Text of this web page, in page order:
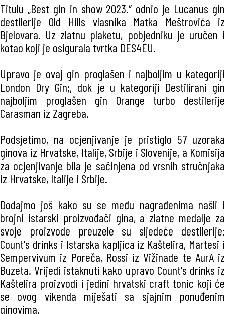
Titulu „Best gin in show 2023.“ odnio je Lucanus gin
destilerije Old Hills vlasnika Matka Meštrovića iz
Bjelovara. Uz zlatnu plaketu, pobjedniku je uručen i
kotao koji je osigurala tvrtka DES4EU.
Upravo je ovaj gin proglašen i najboljim u kategoriji
London Dry Gin;, dok je u kategoriji Destilirani gin
najboljim proglašen gin Orange turbo destilerije
Carasman iz Zagreba.
Podsjetimo, na ocjenjivanje je pristiglo 57 uzoraka
ginova iz Hrvatske, Italije, Srbije i Slovenije, a Komisija
za ocjenjivanje bila je sačinjena od vrsnih stručnjaka
iz Hrvatske, Italije i Srbije.
Dodajmo još kako su se među nagrađenima našli i
brojni istarski proizvođači gina, a zlatne medalje za
svoje proizvode preuzele su sljedeće destilerije:
Count's drinks i Istarska kapljica iz Kaštelira, Martesi i
Sempervivum iz Poreča, Rossi iz Vižinade te AurA iz
Buzeta. Vrijedi istaknuti kako upravo Count's drinks iz
Kaštelira proizvodi i jedini hrvatski craft tonic koji će
se ovog vikenda miješati sa sjajnim ponuđenim
ginovima.